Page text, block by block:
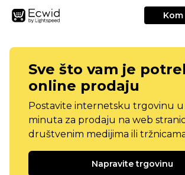
Sve što vam je
online prodaju
Postavite internetsku trgovinu
minuta za prodaju na web
društvenim medijima ili
Napravite trgovinu